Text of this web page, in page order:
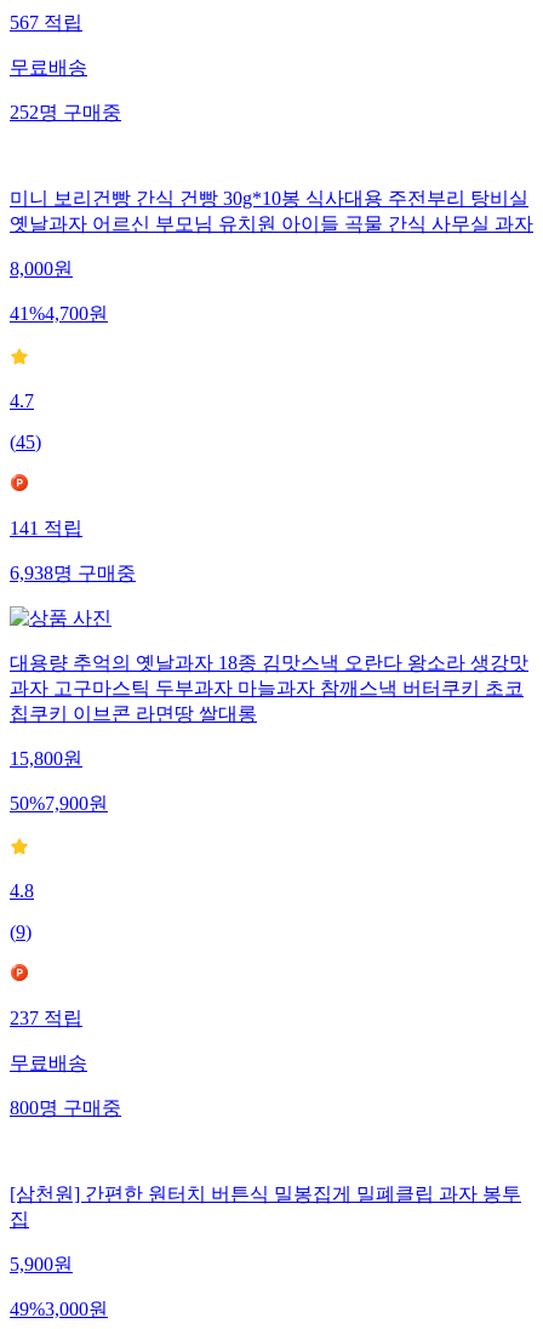
567적립
무료배송
252명구매중
미니 보리건빵 간식 건빵 30g*10봉 식사대용 주전부리 탕비실
옛날과자 어르신 부모님 유치원 아이들 곡물 간식 사무실 과자
8,000원
41%4,700원
4.7
(45)
141적립
6,938명구매중
대용량 추억의 옛날과자 18종 김맛스낵 오란다 왕소라 생강맛
과자 고구마스틱 두부과자 마늘과자 참깨스낵 버터쿠키 초코
칩쿠키 이브콘 라면땅 쌀대롱
15,800원
50%7,900원
4.8
(9)
237적립
무료배송
800명구매중
[삼천원] 간편한 원터치 버튼식 밀봉집게 밀폐클립 과자 봉투
집
5,900원
49%3,000원